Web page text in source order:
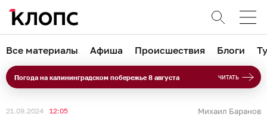
Все материалы Афиша Происшествия Блоги
Погода на калининградском побережье 8 августа ЧИТАТЬ
21.09.2024 12:05 Михаил Баранов